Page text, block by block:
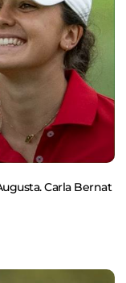
Carla Bernat